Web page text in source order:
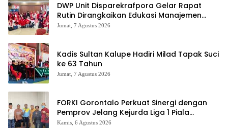
DWP Unit Disparekrafpora Gelar Rapat
Rutin Dirangkaikan Edukasi Manajemen
Stres
Jumat, 7 Agustus 2026
Kadis Sultan Kalupe Hadiri Milad Tapak Suci
ke 63 Tahun
Jumat, 7 Agustus 2026
FORKI Gorontalo Perkuat Sinergi dengan
Pemprov Jelang Kejurda Liga 1 Piala
Gubernur 2026
Kamis, 6 Agustus 2026